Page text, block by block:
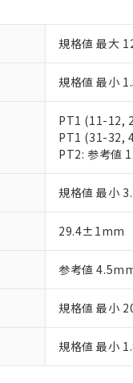
規格値 最大
規格値 最小
PT1 (11-12,
PT1 (31-32,
PT2: 参考値
規格値 最小
29.4±1mm
参考値
規格値 最小
規格値 最小
り割愛しております。